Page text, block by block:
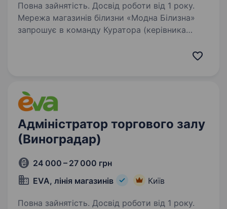
Повна зайнятість. Досвід роботи від 1 року.
Мережа магазинів білизни «Модна Білизна»
запрошує в команду Куратора (керівника
Адміністратор торгового залу
(Виноградар)
24 000 – 27 000 грн
EVA, лінія магазинів
Київ
Повна зайнятість. Досвід роботи від 1 року.